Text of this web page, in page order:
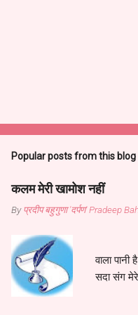
Popular posts from this blog
कलम मेरी खामोश नहीं
Byप्रदीप बहुगुणा 'दर्पण' Pradeep
वाला
सदा संग